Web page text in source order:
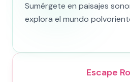
Sumérgete en paisajes
explora el mundo
Escape